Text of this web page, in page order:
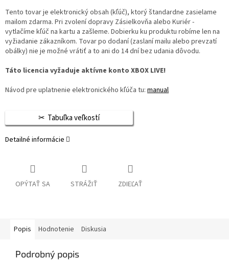
Tento tovar je elektronický obsah (kľúč), ktorý štandardne zasielame
mailom zdarma. Pri zvolení dopravy Zásielkovňa alebo Kuriér -
vytlačíme kľúč na kartu a zašleme. Dobierku ku produktu robíme len na
vyžiadanie zákazníkom. Tovar po dodaní (zaslaní mailu alebo prevzatí
obálky) nie je možné vrátiť a to ani do 14 dní bez udania dôvodu.
Táto licencia vyžaduje aktívne konto XBOX LIVE!
Návod pre uplatnenie elektronického kľúča tu: manual
Tabuľka veľkostí
Detailné informácie
OPÝTAŤ SA STRÁŽIŤ ZDIEĽAŤ
Popis Hodnotenie Diskusia
Podrobný popis